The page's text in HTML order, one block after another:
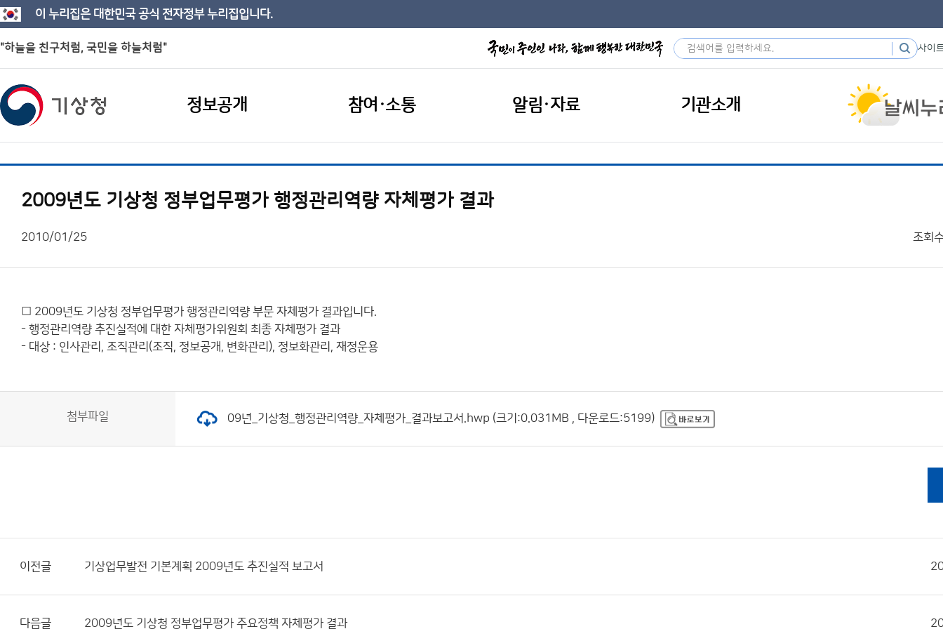
이 누리집은 대한민국 공식 전자정부 누리집입니다.
"하늘을 친구처럼, 국민을 하늘처럼" 사이
정보공개 참여·소통 알림·자료 기관소개
2009년도 기상청 정부업무평가 행정관리역량 자체평가 결과
2010/01/25 조회
□ 2009년도 기상청 정부업무평가 행정관리역량 부문 자체평가 결과입니다.
- 행정관리역량 추진실적에 대한 자체평가위원회 최종 자체평가 결과
- 대상 : 인사관리, 조직관리(조직, 정보공개, 변화관리), 정보화관리, 재정운용
첨부파일 09년_기상청_행정관리역량_자체평가_결과보고서.hwp (크기:0.031MB , 다운로드:5199)
이전글 기상업무발전 기본계획 2009년도 추진실적 보고서
다음글 2009년도 기상청 정부업무평가 주요정책 자체평가 결과